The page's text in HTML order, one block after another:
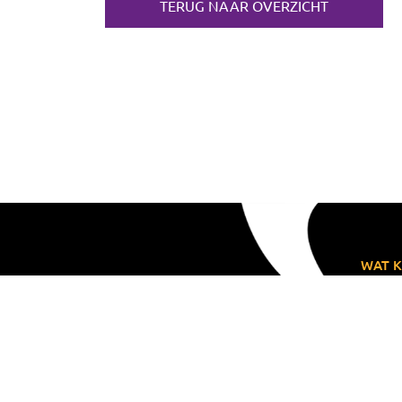
TERUG NAAR OVERZICHT
WAT